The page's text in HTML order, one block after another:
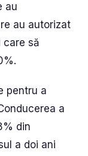
au
au autorizat
care să
pentru a
a
din
a doi ani